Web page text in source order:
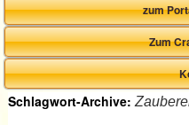
zum
Zum
Schlagwort-Archive: